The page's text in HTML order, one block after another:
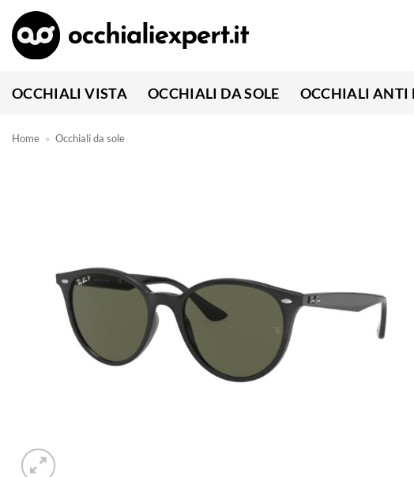
Salta
contenuti
OCCHIALI VISTA OCCHIALI DA SOLE OCCHIALI ANTI
Home » Occhiali da sole